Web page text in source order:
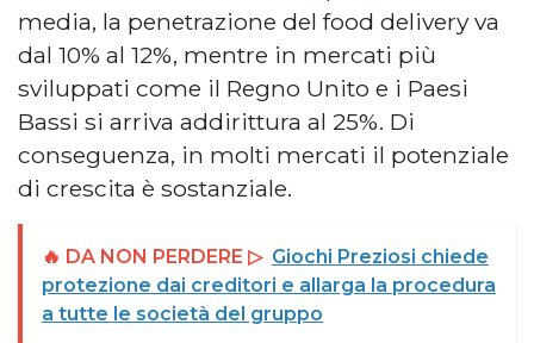
media, la penetrazione del food delivery va
dal 10% al 12%, mentre in mercati più
sviluppati come il Regno Unito e i Paesi
Bassi si arriva addirittura al 25%. Di
conseguenza, in molti mercati il potenziale
di crescita è sostanziale.
🔥 DA NON PERDERE ▷ Giochi Preziosi chiede
protezione dai creditori e allarga la procedura
a tutte le società del gruppo